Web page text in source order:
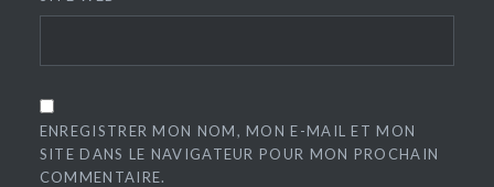
ENREGISTRER MON NOM, MON E-MAIL ET MON
SITE DANS LE NAVIGATEUR POUR MON PROCHAIN
COMMENTAIRE.